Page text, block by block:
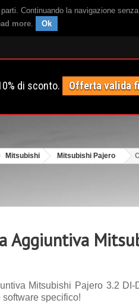
Continuando la navigazione
more. Ok
di sconto. Offerta valida
Mitsubishi Mitsubishi Pajero
Aggiuntiva
Mitsubishi Pajero 3.2
specifico!